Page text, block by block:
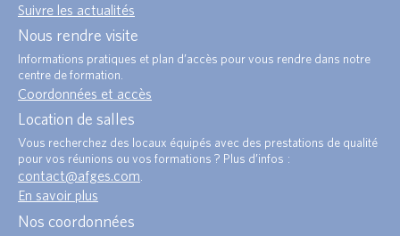
Suivre les actualités
Nous rendre visite
Informations pratiques et plan d’accès pour vous rendre dans notre
centre de formation.
Coordonnées et accès
Location de salles
Vous recherchez des locaux équipés avec des prestations de qualité
pour vos réunions ou vos formations ? Plus d’infos :
contact@afges.com.
En savoir plus
Nos coordonnées